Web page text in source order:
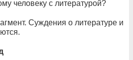
человеку с литературой?
Суждения о литературе и